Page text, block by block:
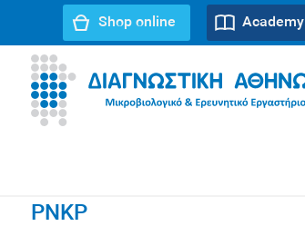
Academy
Shop online
PNKP